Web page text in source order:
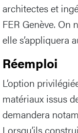
architectes et
FER Genève. On
elle s’appliquera
Réemploi
L’option
matériaux issus
demandera
Lorsqu’ils